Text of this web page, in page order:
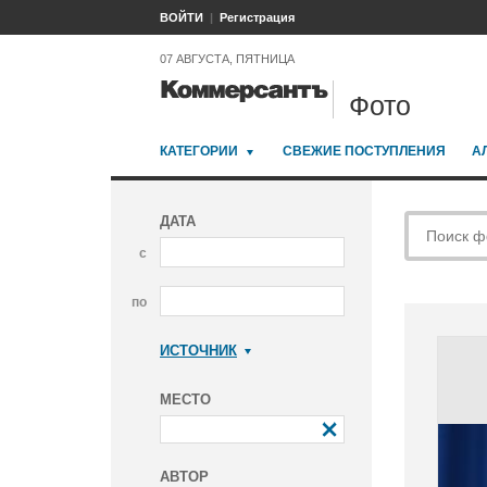
ВОЙТИ Регистрация
07 АВГУСТА, ПЯТНИЦА
Фото
КАТЕГОРИИ СВЕЖИЕ ПОСТУПЛЕНИЯ
ДАТА
с
по
ИСТОЧНИК
МЕСТО
АВТОР